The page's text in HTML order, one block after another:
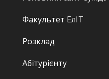
Факультет ЕлІТ
Розклад
Абітурієнту